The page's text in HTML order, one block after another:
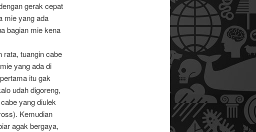
gerak cepat
mie yang ada
bagian mie kena
rata, tuangin cabe
yang ada di
itu gak
udah digoreng,
yang diulek
Kemudian
agak bergaya,